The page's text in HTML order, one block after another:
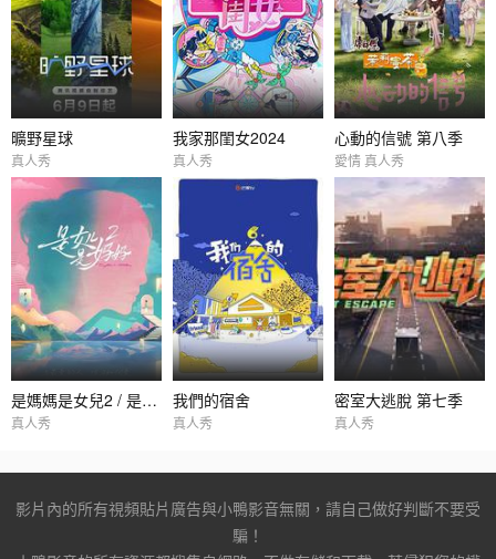
曠野星球
真人秀
我家那閨女2024
真人秀
心動的信號 第八季
愛情 真人秀
是媽媽是女兒2 / 是女兒是媽媽2
真人秀
我們的宿舍
真人秀
密室大逃脫 第七季
真人秀
影片內的所有視頻貼片廣告與小鴨影音無關，請自己做好判斷不要受
騙！